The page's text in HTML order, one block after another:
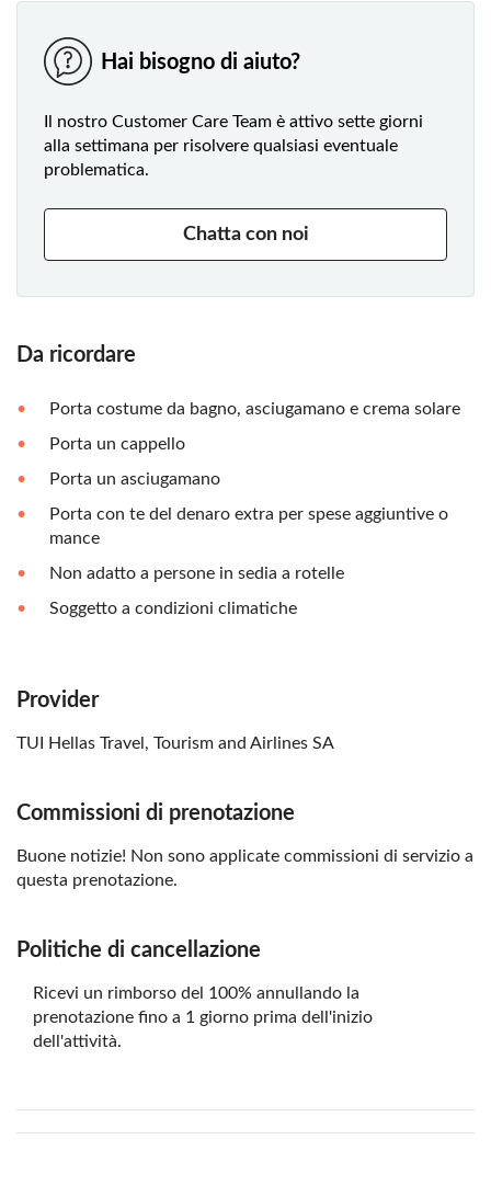
Hai bisogno di aiuto?
Il nostro Customer Care Team è attivo sette giorni
alla settimana per risolvere qualsiasi eventuale
problematica.
Chatta con noi
Da ricordare
Porta costume da bagno, asciugamano e crema solare
Porta un cappello
Porta un asciugamano
Porta con te del denaro extra per spese aggiuntive o
mance
Non adatto a persone in sedia a rotelle
Soggetto a condizioni climatiche
Provider
TUI Hellas Travel, Tourism and Airlines SA
Commissioni di prenotazione
Buone notizie! Non sono applicate commissioni di servizio a
questa prenotazione.
Politiche di cancellazione
Ricevi un rimborso del 100% annullando la
prenotazione fino a 1 giorno prima dell'inizio
dell'attività.